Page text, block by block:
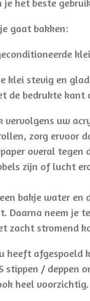
je het beste
gaat bakken:
klei stevig en
de bedrukte kant
vervolgens uw
zorg ervoor
overal tegen
zijn of lucht
bakje water
Daarna neem je
zacht stromend
heeft afgespoeld
stippen /
heel voorzichtig.